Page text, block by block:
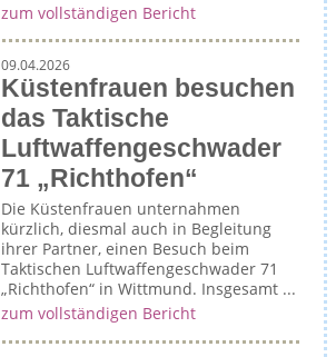
zum vollständigen Bericht
09.04.2026
Küstenfrauen besuchen
das Taktische
Luftwaffengeschwader
71 „Richthofen“
Die Küstenfrauen unternahmen
kürzlich, diesmal auch in Begleitung
ihrer Partner, einen Besuch beim
Taktischen Luftwaffengeschwader 71
„Richthofen“ in Wittmund. Insgesamt ...
zum vollständigen Bericht